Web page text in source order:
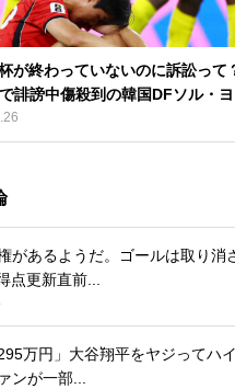
杯が終わっていないのに訴訟って
誹謗中傷殺到の韓国DFソル・
があるようだ。ゴールは取り消
点更新直前...
万円」大谷翔平をヤジってハ
ンが一部...